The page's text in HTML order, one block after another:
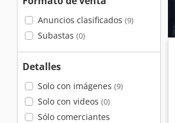
Anuncios clasificados (9)
Subastas (0)
Detalles
Solo con imágenes (9)
Solo con videos (0)
Sólo comerciantes